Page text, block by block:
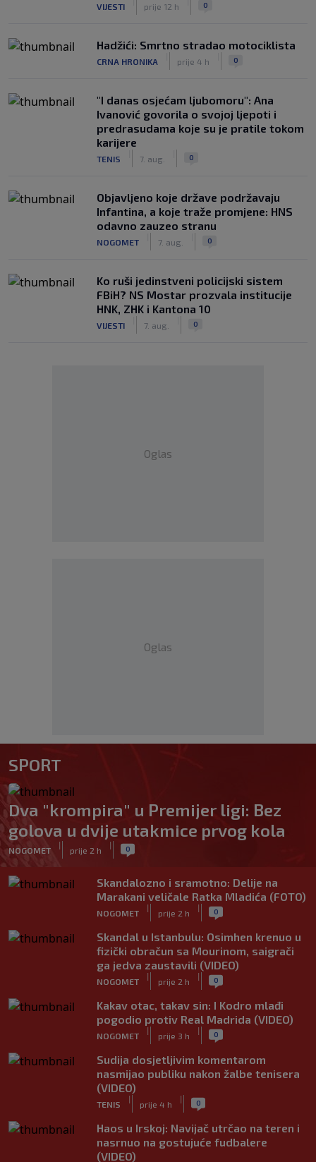
VIJESTI prije 12 h 0
Hadžići: Smrtno stradao motociklista
CRNA HRONIKA prije 4 h 0
"I danas osjećam ljubomoru": Ana
Ivanović govorila o svojoj ljepoti i
predrasudama koje su je pratile tokom
karijere
TENIS 7. aug. 0
Objavljeno koje države podržavaju
Infantina, a koje traže promjene: HNS
odavno zauzeo stranu
NOGOMET 7. aug. 0
Ko ruši jedinstveni policijski sistem
FBiH? NS Mostar prozvala institucije
HNK, ZHK i Kantona 10
VIJESTI 7. aug. 0
Oglas
Oglas
SPORT
Dva "krompira" u Premijer ligi: Bez
golova u dvije utakmice prvog kola
NOGOMET
|
prije 2 h
| 0
Skandalozno i sramotno: Delije na
Marakani veličale Ratka Mladića (FOTO)
NOGOMET
|
prije 2 h
| 0
Skandal u Istanbulu: Osimhen krenuo u
fizički obračun sa Mourinom, saigrači
ga jedva zaustavili (VIDEO)
NOGOMET
|
prije 2 h
| 0
Kakav otac, takav sin: I Kodro mlađi
pogodio protiv Real Madrida (VIDEO)
NOGOMET
|
prije 3 h
| 0
Sudija dosjetljivim komentarom
nasmijao publiku nakon žalbe tenisera
(VIDEO)
TENIS
|
prije 4 h
| 0
Haos u Irskoj: Navijač utrčao na teren i
nasrnuo na gostujuće fudbalere
(VIDEO)